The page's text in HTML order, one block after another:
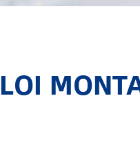
LOI